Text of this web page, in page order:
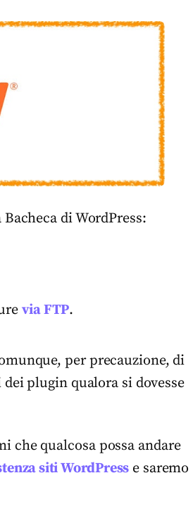
di WordPress:
via FTP.
per precauzione, di
plugin qualora si dovesse
che qualcosa possa andare
siti WordPress e saremo